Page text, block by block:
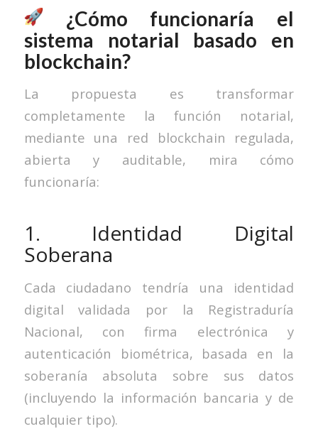
¿Cómo funcionaría el
sistema notarial basado en
blockchain?
La propuesta es transformar
completamente la función notarial,
mediante una red blockchain regulada,
abierta y auditable, mira cómo
funcionaría:
1. Identidad Digital
Soberana
Cada ciudadano tendría una identidad
digital validada por la Registraduría
Nacional, con firma electrónica y
autenticación biométrica, basada en la
soberanía absoluta sobre sus datos
(incluyendo la información bancaria y de
cualquier tipo).